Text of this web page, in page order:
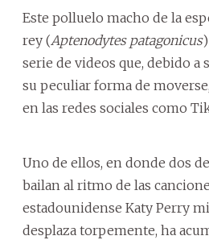
Este polluelo macho de la
rey (Aptenodytes patagonicus
serie de videos que, debido a
su peculiar forma de
en las redes sociales como
Uno de ellos, en donde dos
bailan al ritmo de las
estadounidense Katy Perry
desplaza torpemente, ha